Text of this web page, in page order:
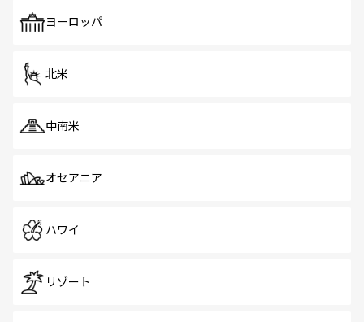
で、ホーカーズは地元の風情を楽しめる外せないスポット
ヨーロッパ
北米
中南米
オセアニア
ハワイ
リゾート